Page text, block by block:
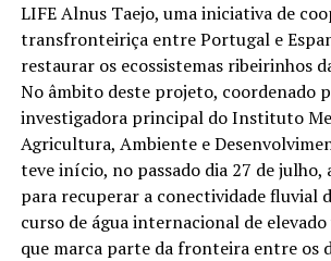
LIFE Alnus Taejo, uma iniciativa de
transfronteiriça entre Portugal e
restaurar os ecossistemas ribeirinhos
No âmbito deste projeto, coordenado
investigadora principal do Instituto
Agricultura, Ambiente e
teve início, no passado dia 27 de julho,
para recuperar a conectividade fluvial
curso de água internacional de
que marca parte da fronteira entre os